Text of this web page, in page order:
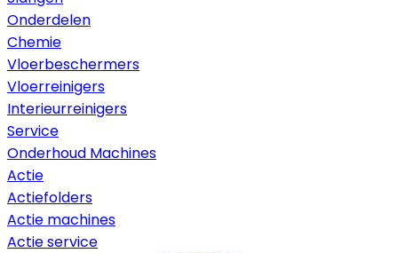
Onderdelen
Chemie
Vloerbeschermers
Vloerreinigers
Interieurreinigers
Service
Onderhoud Machines
Actie
Actiefolders
Actie machines
Actie service